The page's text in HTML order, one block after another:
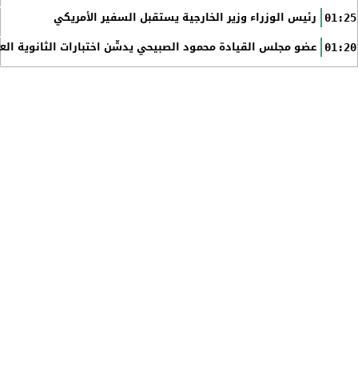
01:25 رئيس الوزراء وزير الخارجية يستقبل السفير الأمريكي
01:20 عضو مجلس القيادة محمود الصبيحي يدشّن اختبارات الثانوية